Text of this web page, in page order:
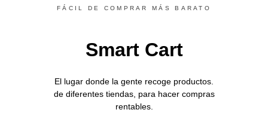
FÁCIL DE COMPRAR MÁS BARATO
Smart Cart
El lugar donde la gente recoge productos.
de diferentestiendas, para hacer compras
rentables.